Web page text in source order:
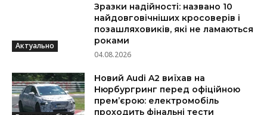
Актуально
Зразки надійності: названо 10
найдовговічніших кросоверів і
позашляховиків, які не ламаються
роками
04.08.2026
Новий Audi A2 виїхав на
Нюрбургринг перед офіційною
прем’єрою: електромобіль
проходить фінальні тести